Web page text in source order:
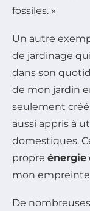
fossiles. »
Un autre
de jardinage
dans son
de mon jardin
seulement créé
aussi appris à
domestiques.
propre énergie
mon empreinte
De